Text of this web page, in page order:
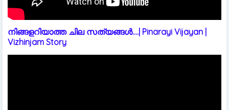
നിങ്ങളറിയാത്ത ചില സത്യങ്ങൾ....| Pinarayi Vijayan |
Vizhinjam Story